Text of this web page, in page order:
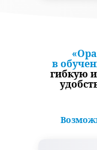
в
гибкую